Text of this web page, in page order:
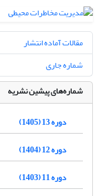
مقالات آماده انتشار
شماره جاری
شماره‌های پیشین نشریه
دوره 13 (1405)
دوره 12 (1404)
دوره 11 (1403)